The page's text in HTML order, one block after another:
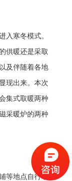
入寒冬模式。
供暖还是采取
及伴随着各地
现出来。本次
集式取暖两种
采暖炉的两种
等地点自行取